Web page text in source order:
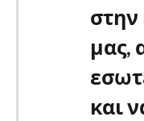
στην
μας,
και